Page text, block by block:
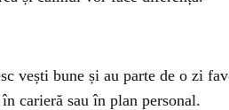
vești bune și au parte de o zi
carieră sau în plan personal.